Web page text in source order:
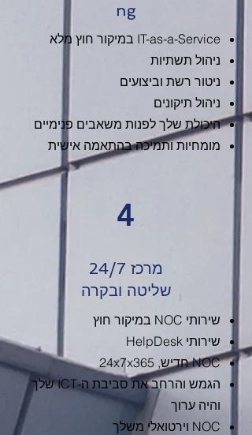
ng
IT-as-a-Service במיקור חוץ מלא
ניהול תשתיות
ניטור רשת וביצועים
ניהול תיקונים
היכולת שלך לפנות משאבים פנימיים
מומחיות ותמיכה בהתאמה אישית
4
24/7 מרכז
שליטה ובקרה
שירותי NOC במיקור חוץ
שירותי HelpDesk
NOC חדיש, 24x7x365
הגמש והרחב את סביבת ה-ICT שלך
והיה ערוך
NOC וירטואלי משלך